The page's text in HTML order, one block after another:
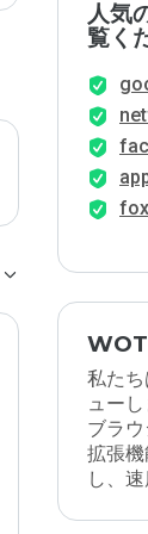
人気
覧く
WOT
私た
ュー
ブラ
拡張
し、